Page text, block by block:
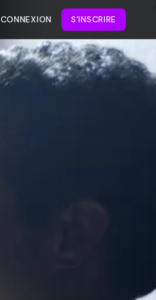
CONNEXION S'INSCRIRE